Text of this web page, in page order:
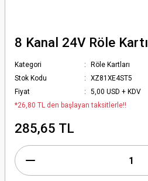
8 Kanal 24V Röle Kartı
Kategori
Röle Kartları
Stok Kodu
XZ81XE4ST5
Fiyat
5,00 USD + KDV
*26,80 TL den başlayan taksitlerle!!
285,65 TL